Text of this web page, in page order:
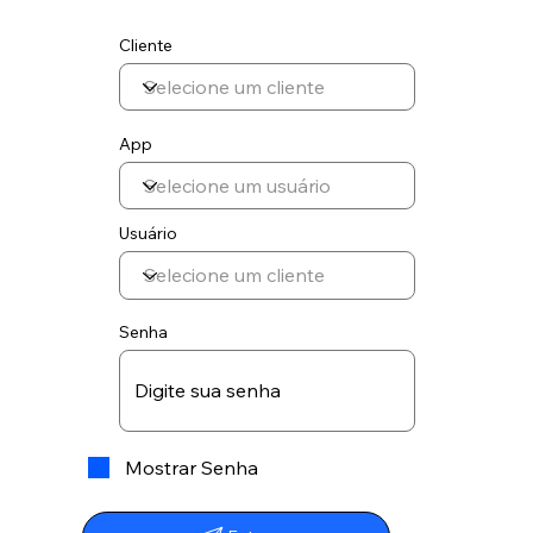
Cliente
App
Usuário
Mostrar Senha
Senha